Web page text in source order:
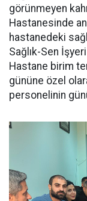
görünmeyen
Hastanesinde
hastanedeki
Sağlık-Sen
Hastane birim
gününe özel
personelinin